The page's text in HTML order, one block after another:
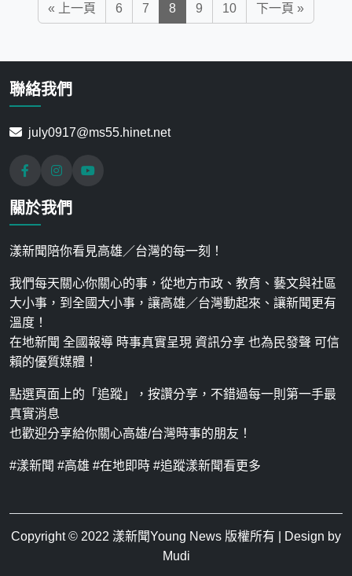
« 上一頁 6 7 8 9 10 下一頁 »
聯絡我們
july0917@ms55.hinet.net
關於我們
漾新聞陪你看見高雄／台灣的每一刻！
我們每天關心你關心的事，從地方市政、教育、藝文與社區
大小事，到全國大小事，讓高雄／台灣動起來、讓新聞更有
溫度！
在地新聞 全國報導 時事真實呈現 資訊分享 也為民發聲 可信
賴的優質媒體！
點選頁面上的「追蹤」，按讚分享，不錯過每一則第一手最
真實消息
也歡迎分享給你關心高雄/台灣時事的朋友！
#漾新聞 #高雄 #在地即時 #追蹤漾新聞看更多
Copyright © 2022 漾新聞Young News 版權所有 | Design by
Mudi